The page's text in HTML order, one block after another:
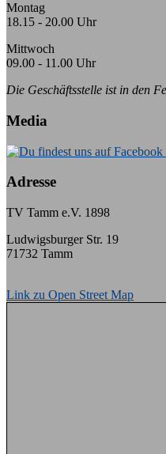
Montag
18.15 - 20.00 Uhr
Mittwoch
09.00 - 11.00 Uhr
Die Geschäftsstelle ist in den
Media
Adresse
TV Tamm e.V. 1898
Ludwigsburger Str. 19
71732 Tamm
Link zu Open Street Map